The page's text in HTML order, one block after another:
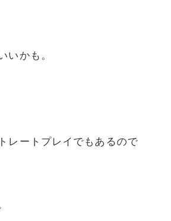
かも。
レートプレイでもあるので